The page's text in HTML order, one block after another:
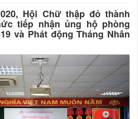
Hội Chữ thập đỏ thành
tiếp nhận ủng hộ phòng
và Phát động Tháng Nhân